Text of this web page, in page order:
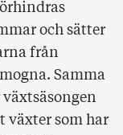
och sätter
från
Samma
växtsäsongen
växter som har